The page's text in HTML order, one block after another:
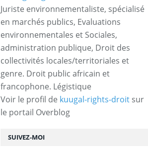
SUIVEZ-MOI
Juriste environnementaliste, spécialisé
en marchés publics, Evaluations
environnementales et Sociales,
administration publique, Droit des
collectivités locales/territoriales et
genre. Droit public africain et
francophone. Légistique
Voir le profil de kuugal-rights-droit sur
le portail Overblog